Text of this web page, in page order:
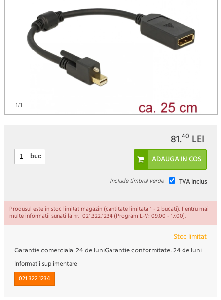
1/1
81.40 LEI
buc
TVA inclus
Include timbrul verde
Produsul este in stoc limitat magazin (cantitate limitata 1 - 2 bucati). Pentru mai
multe informatii sunati la nr. 021.322.1234 (Program L-V: 09.00 - 17.00).
Stoc limitat
Garantie comerciala:24 de luniGarantie conformitate:24 de luni
Informatii suplimentare
021 322 1234